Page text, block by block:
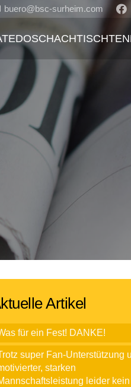
buero@bsc-surheim.com
SCHACH
Artikel
für ein Fest! DANKE!
super Fan-Unterstützung
starken
leider kein